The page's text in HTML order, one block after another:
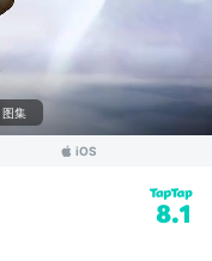
图集
iOS
8.1